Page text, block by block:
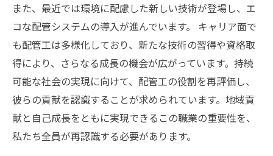
また、最近では環境に配慮した新しい技術が登場し、エ
コな配管システムの導入が進んでいます。 キャリア面で
も配管工は多様化しており、新たな技術の習得や資格取
得により、さらなる成長の機会が広がっています。持続
可能な社会の実現に向けて、配管工の役割を再評価し、
彼らの貢献を認識することが求められています。地域貢
献と自己成長をともに実現できるこの職業の重要性を、
私たち全員が再認識する必要があります。